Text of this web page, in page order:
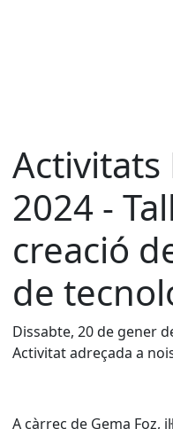
2024 -
creació
de
Dissabte, 20 de gener
Activitat adreçada a
A càrrec de Gema Foz,